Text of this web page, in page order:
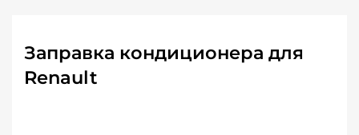
Заправка кондиционера для
Renault